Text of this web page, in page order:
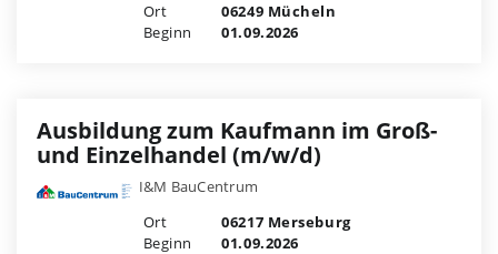
Ort
06249 Mücheln
Beginn
01.09.2026
Ausbildung zum Kaufmann im Groß-
und Einzelhandel (m/w/d)
I&M BauCentrum
Ort
06217 Merseburg
Beginn
01.09.2026